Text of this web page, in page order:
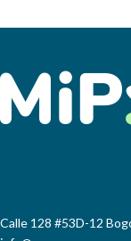
Calle 128 #53D-12